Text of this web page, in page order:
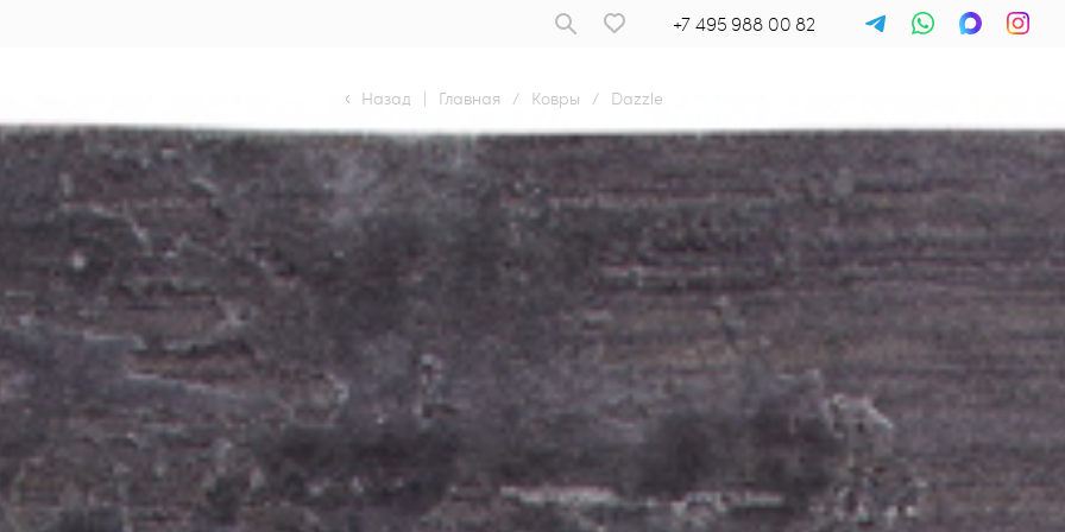
+7 495 988 00 82
Назад | Главная / Ковры / Dazzle